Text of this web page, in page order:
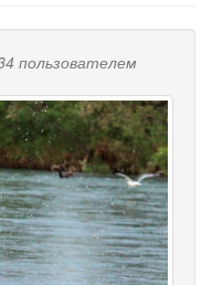
пользователем